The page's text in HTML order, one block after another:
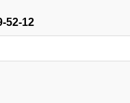
52-12